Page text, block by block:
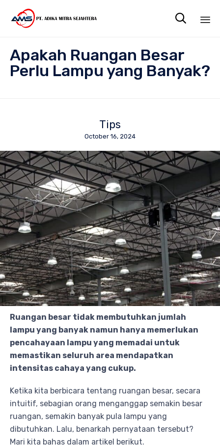

Apakah Ruangan Besar
Perlu Lampu yang Banyak?
Tips
October 16, 2024
Ruangan besar tidak membutuhkan jumlah
lampu yang banyak namun hanya memerlukan
pencahayaan lampu yang memadai untuk
memastikan seluruh area mendapatkan
intensitas cahaya yang cukup.
Ketika kita berbicara tentang ruangan besar, secara
intuitif, sebagian orang menganggap semakin besar
ruangan, semakin banyak pula lampu yang
dibutuhkan. Lalu, benarkah pernyataan tersebut?
Mari kita bahas dalam artikel berikut.